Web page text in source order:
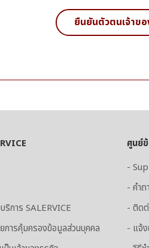
ยืนยันตัวตนเจ้าขอ
ริการ SALERVICE
การคุ้มครองข้อมูลส่วนบุคคล
ศูนย์
-
- คำ
- ติด
- แจ้ง